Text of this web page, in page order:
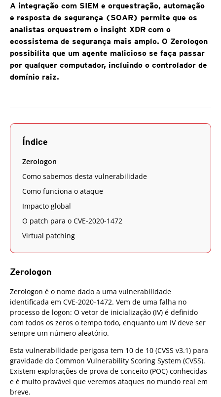
A integração com SIEM e orquestração, automação
e resposta de segurança (SOAR) permite que os
analistas orquestrem o insight XDR com o
ecossistema de segurança mais amplo. O Zerologon
possibilita que um agente malicioso se faça passar
por qualquer computador, incluindo o controlador de
domínio raiz.
Índice
Zerologon
Como sabemos desta vulnerabilidade
Como funciona o ataque
Impacto global
O patch para o CVE-2020-1472
Virtual patching
Zerologon
Zerologon é o nome dado a uma vulnerabilidade
identificada em CVE-2020-1472. Vem de uma falha no
processo de logon: O vetor de inicialização (IV) é definido
com todos os zeros o tempo todo, enquanto um IV deve ser
sempre um número aleatório.
Esta vulnerabilidade perigosa tem 10 de 10 (CVSS v3.1) para
gravidade do Common Vulnerability Scoring System (CVSS).
Existem explorações de prova de conceito (POC) conhecidas
e é muito provável que veremos ataques no mundo real em
breve.